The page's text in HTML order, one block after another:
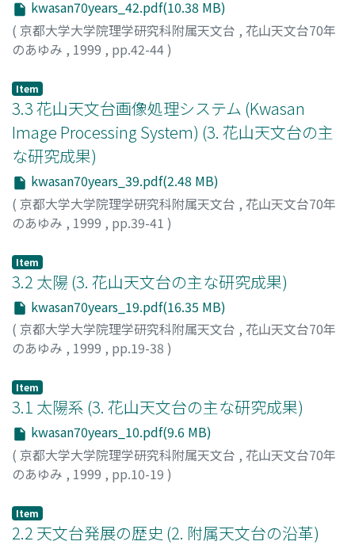
kwasan70years_42.pdf(10.38 MB)
( 京都大学大学院理学研究科附属天文台 , 花山天文台70年
のあゆみ , 1999 , pp.42-44)
Item
3.3 花山天文台画像処理システム (Kwasan
Image Processing System) (3. 花山天文台の主
な研究成果)
kwasan70years_39.pdf(2.48 MB)
( 京都大学大学院理学研究科附属天文台 , 花山天文台70年
のあゆみ , 1999 , pp.39-41 )
Item
3.2 太陽 (3. 花山天文台の主な研究成果)
kwasan70years_19.pdf(16.35 MB)
( 京都大学大学院理学研究科附属天文台 , 花山天文台70年
のあゆみ , 1999 , pp.19-38 )
Item
3.1 太陽系 (3. 花山天文台の主な研究成果)
kwasan70years_10.pdf(9.6 MB)
( 京都大学大学院理学研究科附属天文台 , 花山天文台70年
のあゆみ , 1999 , pp.10-19 )
Item
2.2 天文台発展の歴史 (2. 附属天文台の沿革)